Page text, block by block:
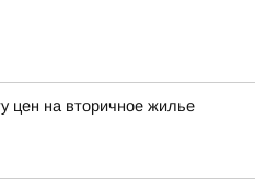
цен на вторичное жилье